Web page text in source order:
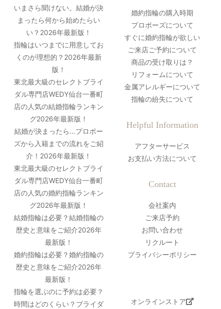
いまさら聞けない。結婚が決
まったら何から始めたらい
い？2026年最新版！
指輪はいつまでに用意してお
くのが理想的？2026年最新
版！
東北最大級のセレクトブライ
ダル専門店WEDY仙台一番町
店の人気の結婚指輪ランキン
グ2026年最新版！
結婚が決まったら…プロポー
ズから入籍までの流れをご紹
介！2026年最新版！
東北最大級のセレクトブライ
ダル専門店WEDY仙台一番町
店の人気の婚約指輪ランキン
グ2026年最新版！
結婚指輪は必要？結婚指輪の
歴史と意味をご紹介2026年
最新版！
婚約指輪は必要？婚約指輪の
歴史と意味をご紹介2026年
最新版！
指輪を選ぶのに予約は必要？
時間はどのくらい？ブライダ
婚約指輪の購入時期
プロポーズについて
すぐに婚約指輪が欲しい
ご来店ご予約について
商品の受け取りは？
リフォームについて
金属アレルギーについて
指輪の紛失について
Helpful Information
アフターサービス
お支払い方法について
Contact
会社案内
ご来店予約
お問い合わせ
リクルート
プライバシーポリシー
オンラインストア